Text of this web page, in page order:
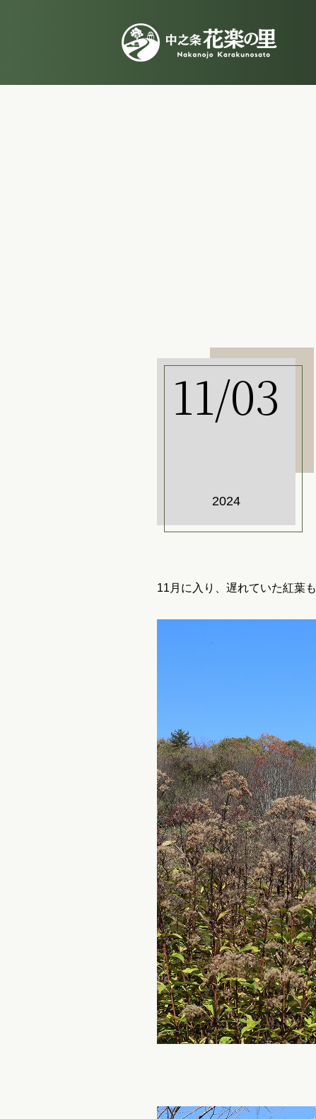
11/03
2024
11月に入り、遅れていた紅葉